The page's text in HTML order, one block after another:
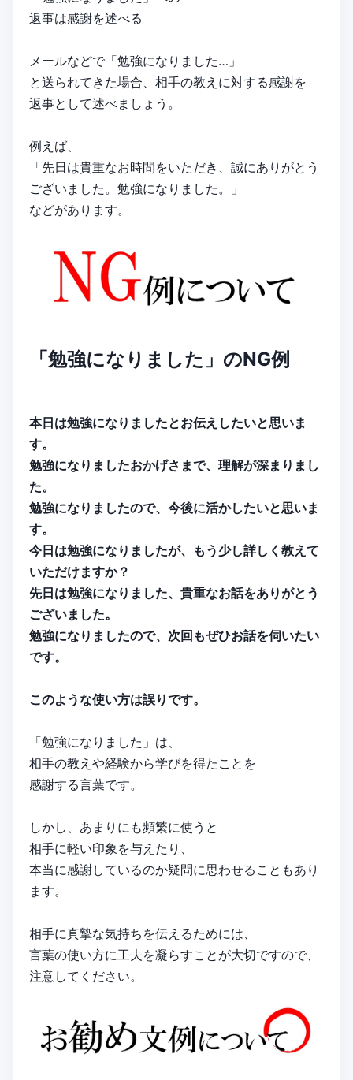
返事は感謝を述べる
メールなどで「勉強になりました…」
と送られてきた場合、相手の教えに対する感謝を
返事として述べましょう。
例えば、
「先日は貴重なお時間をいただき、誠にありがとう
ございました。勉強になりました。」
などがあります。
「勉強になりました」のNG例
本日は勉強になりましたとお伝えしたいと思いま
す。
勉強になりましたおかげさまで、理解が深まりまし
た。
勉強になりましたので、今後に活かしたいと思いま
す。
今日は勉強になりましたが、もう少し詳しく教えて
いただけますか？
先日は勉強になりました、貴重なお話をありがとう
ございました。
勉強になりましたので、次回もぜひお話を伺いたい
です。
このような使い方は誤りです。
「勉強になりました」は、
相手の教えや経験から学びを得たことを
感謝する言葉です。
しかし、あまりにも頻繁に使うと
相手に軽い印象を与えたり、
本当に感謝しているのか疑問に思わせることもあり
ます。
相手に真摯な気持ちを伝えるためには、
言葉の使い方に工夫を凝らすことが大切ですので、
注意してください。